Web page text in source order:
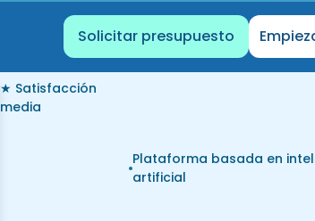
Solicitar presupuesto
★ Satisfacción
media
Plataforma basada en
artificial